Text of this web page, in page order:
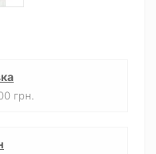
грн.